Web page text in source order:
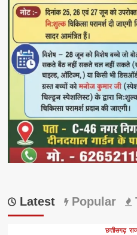
Latest Popular
छत्तीसगढ़